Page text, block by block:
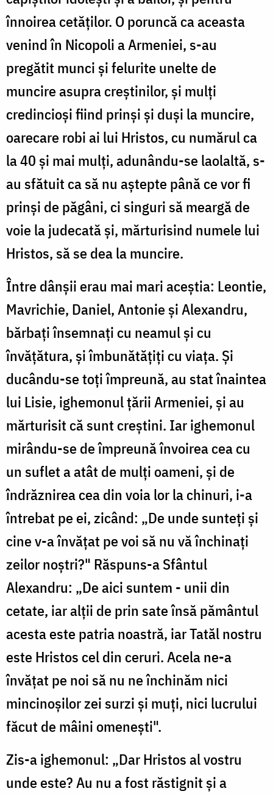
înnoirea cetăților. O poruncă ca aceasta
venind în Nicopoli a Armeniei, s-au
pregătit munci și felurite unelte de
muncire asupra creștinilor, și mulți
credincioși fiind prinși și duși la muncire,
oarecare robi ai lui Hristos, cu numărul ca
la 40 și mai mulți, adunându-se laolaltă, s-
au sfătuit ca să nu aștepte până ce vor fi
prinși de păgâni, ci singuri să meargă de
voie la judecată și, mărturisind numele lui
Hristos, să se dea la muncire.
Între dânșii erau mai mari aceștia: Leontie,
Mavrichie, Daniel, Antonie și Alexandru,
bărbați însemnați cu neamul și cu
învățătura, și îmbunătățiți cu viața. Și
ducându-se toți împreună, au stat înaintea
lui Lisie, ighemonul țării Armeniei, și au
mărturisit că sunt creștini. Iar ighemonul
mirându-se de împreună învoirea cea cu
un suflet a atât de mulți oameni, și de
îndrăznirea cea din voia lor la chinuri, i-a
întrebat pe ei, zicând: „De unde sunteți și
cine v-a învățat pe voi să nu vă închinați
zeilor noștri?" Răspuns-a Sfântul
Alexandru: „De aici suntem - unii din
cetate, iar alții de prin sate însă pământul
acesta este patria noastră, iar Tatăl nostru
este Hristos cel din ceruri. Acela ne-a
învățat pe noi să nu ne închinăm nici
mincinoșilor zei surzi și muți, nici lucrului
făcut de mâini omenești".
Zis-a ighemonul: „Dar Hristos al vostru
unde este? Au nu a fost răstignit și a